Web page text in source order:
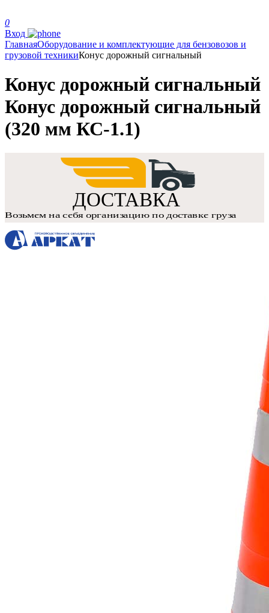
0
Вход
ГлавнаяОборудование и комплектующие для бензовозов и
грузовой техникиКонус дорожный сигнальный
Конус дорожный сигнальный
Конус дорожный сигнальный
(320 мм КС-1.1)